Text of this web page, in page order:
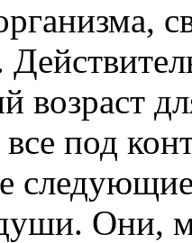
возраст
под
Они,